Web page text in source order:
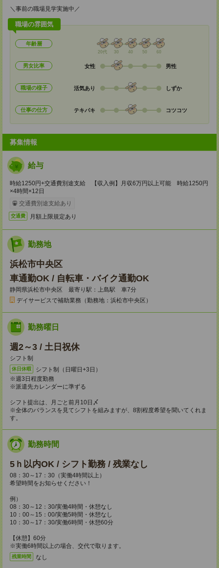
＼事前の職場見学実施中／
職場の雰囲気
年齢層
20代 30 40 50 60
男女比率 女性 男性
職場の様子 活気あり しずか
仕事の仕方 テキパキ コツコツ
募集情報
給与
時給1250円+交通費別途支給 【収入例】月収6万円以上可能 時給1250円
×4時間×12日
交通費別途支給あり
交通費 月額上限規定あり
勤務地
浜松市中央区
車通勤OK / 自転車・バイク通勤OK
静岡県浜松市中央区 最寄り駅：上島駅 車7分
デイサービスで補助業務（勤務地：浜松市中央区）
勤務曜日
週2～3 / 土日祝休
シフト制
休日休暇
シフト制（日曜日+3日）
※週3日程度勤務
※派遣先カレンダーに準ずる
シフト提出は、月ごと前月10日〆
※全体のバランスを見てシフトを組みますが、8割程度希望を聞いてくれま
す。
勤務時間
5ｈ以内OK / シフト勤務 / 残業なし
08：30～17：30（実働4時間以上）
希望時間をお知らせください！
例）
08：30～12：30/実働4時間・休憩なし
10：00～15：00/実働5時間・休憩なし
10：30～17：30/実働6時間・休憩60分
【休憩】60分
※実働6時間以上の場合、交代で取ります。
残業時間 なし